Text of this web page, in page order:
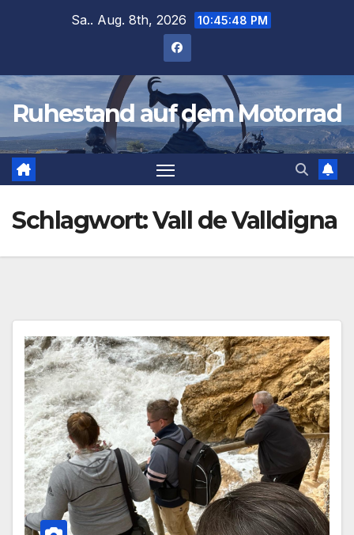
Sa.. Aug. 8th, 2026 10:45:49 PM
Ruhestand auf dem Motorrad
Schlagwort:Vall de Valldigna